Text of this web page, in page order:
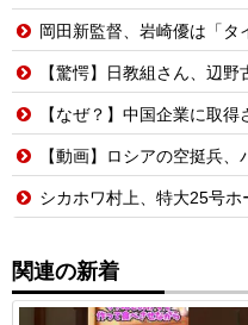
岡田新監督、岩崎優は「タイプ的には
【驚愕】日教組さん、辺野古事
【なぜ？】中国企業に取得されたマ
【動画】ロシアの空挺兵、パ
シカホワ村上、特大25号ホ
関連の新着